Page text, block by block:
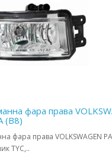
фара права
(B8)
фара права VOLKSWAGEN
TYC,..